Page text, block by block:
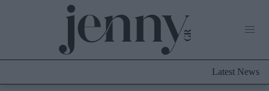
Culture
Latest News